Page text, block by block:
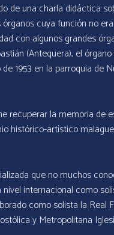
de una charla didáctica
cuya función no
con algunos grandes
(Antequera), el
1953 en la parroquia de
recuperar la memoria de
histórico-artístico
que no muchos
internacional como
como solista la Real
y Metropolitana